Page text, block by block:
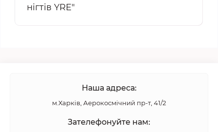
нігтів YRE"
Наша адреса:
м.Харків, Аерокосмічний пр-т, 41/2
Зателефонуйте нам: